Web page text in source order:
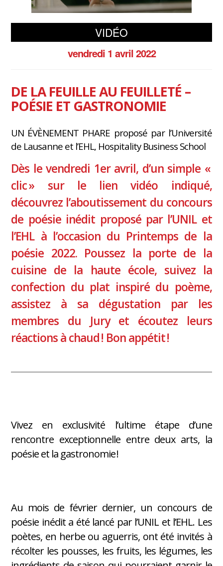
VIDÉO
vendredi 1 avril 2022
DE LA FEUILLE AU FEUILLETÉ –
POÉSIE ET GASTRONOMIE
UN ÉVÈNEMENT PHARE proposé par l’Université
de Lausanne et l’EHL, Hospitality Business School
Dès le vendredi 1er avril, d’un simple «
clic » sur le lien vidéo indiqué,
découvrez l’aboutissement du concours
de poésie inédit proposé par l’UNIL et
l’EHL à l’occasion du Printemps de la
poésie 2022. Poussez la porte de la
cuisine de la haute école, suivez la
confection du plat inspiré du poème,
assistez à sa dégustation par les
membres du Jury et écoutez leurs
réactions à chaud ! Bon appétit !
Vivez en exclusivité l’ultime étape d’une
rencontre exceptionnelle entre deux arts, la
poésie et la gastronomie !
Au mois de février dernier, un concours de
poésie inédit a été lancé par l’UNIL et l’EHL. Les
poètes, en herbe ou aguerris, ont été invités à
récolter les pousses, les fruits, les légumes, les